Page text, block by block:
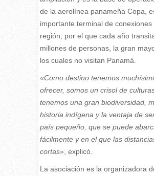
de la aerolínea panameña Copa,
importante terminal de conexiones
región, por el que cada año
millones de personas, la gran
los cuales no visitan Panamá.
«Como destino tenemos
ofrecer, somos un crisol de
tenemos una gran biodiversidad,
historia indígena y la ventaja de
país pequeño, que se puede
fácilmente y en el que las
cortas» , explicó.
La asociación es la organizadora